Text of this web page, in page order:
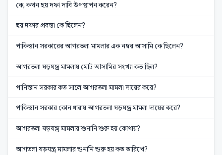
কে, কখন ছয় দফা দাবি উপস্থাপন করেন?
ছয় দফার প্রবস্তা কে ছিলেন?
পাকিস্তান সরকারের আগরতলা মামলার এক নম্বর আসামি কে ছিলেন?
আগরতলা ষড়যন্ত্র মামলায় মোট আসামির সংখ্যা কত ছিল?
পানিস্তান সরকার কত সালে আগরতলা মামলা দায়ের করে?
পাকিস্তান সরকার কোন ধারায় আগরতলা ষড়যন্ত্র মামলা দায়ের করে?
আগরতলা ষড়যন্ত্র মামলার শুনানি শুরু হয় কোথায়?
আগতলা ষড়যন্ত্র মামলার শুনানি শুরু হয় কত তারিখে?